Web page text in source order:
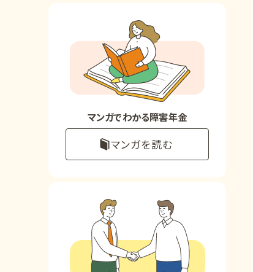
事務所について
お客様からの感謝のお手紙
マンガでわかる障害年金
マンガを読む